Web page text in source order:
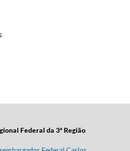
Federal da 3ª Região